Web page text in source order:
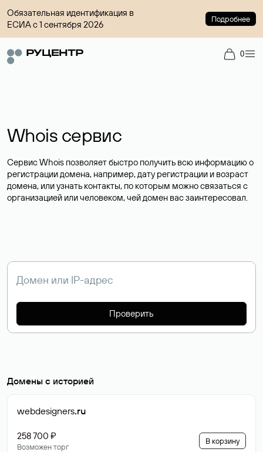
Обязательная идентификация в
ЕСИА с 1 сентября 2026
Подробнее
0
Whois сервис
Сервис Whois позволяет быстро получить всю информацию о
регистрации домена, например, дату регистрации и возраст
домена, или узнать контакты, по которым можно связаться с
организацией или человеком, чей домен вас заинтересовал.
Проверить
Домены с историей
webdesigners.ru
258 700 ₽
Возможен торг
В корзину